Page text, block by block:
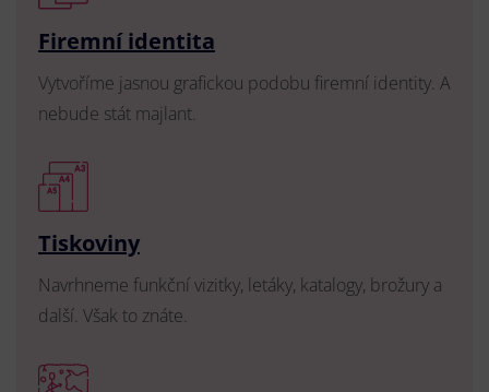
Firemní identita
Vytvoříme jasnou grafickou podobu firemní identity. A
nebude stát majlant.
Tiskoviny
Navrhneme funkční vizitky, letáky, katalogy, brožury a
další. Však to znáte.